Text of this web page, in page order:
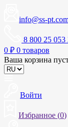
info@ss-
8 800 25 053
0 ₽ 0 товаров
Ваша корзина
Войти
Избранное (0)